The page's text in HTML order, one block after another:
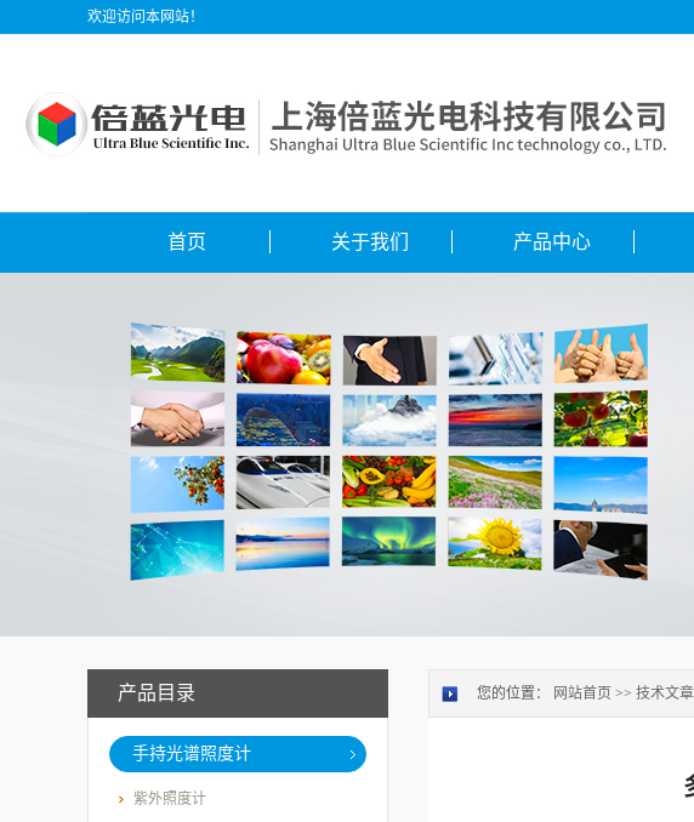
欢迎访问本网站！
首页 关于我们 产品中心
产品目录
手持光谱照度计
紫外照度计
您的位置： 网站首页 >> 技术文章